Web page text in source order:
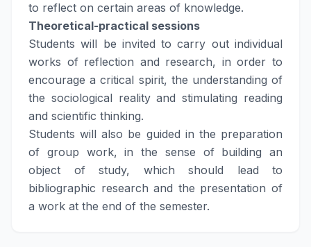
to reflect on certain areas of knowledge.
Theoretical-practical sessions
Students will be invited to carry out individual
works of reflection and research, in order to
encourage a critical spirit, the understanding of
the sociological reality and stimulating reading
and scientific thinking.
Students will also be guided in the preparation
of group work, in the sense of building an
object of study, which should lead to
bibliographic research and the presentation of
a work at the end of the semester.